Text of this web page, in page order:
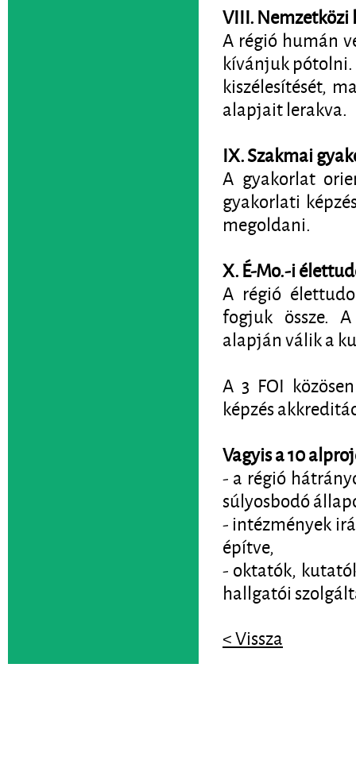
VIII. Nemzetközi
A régió humán
kívánjuk
kiszélesítését,
alapjait lerakva.
IX. Szakmai
A gyakorlat
gyakorlati
megoldani.
X. É-Mo.-i
A régió
fogjuk össze.
alapján válik a
A 3 FOI
képzés
Vagyis a 10
- a régió
súlyosbodó
- intézmények
építve,
- oktatók,
hallgatói
< Vissza